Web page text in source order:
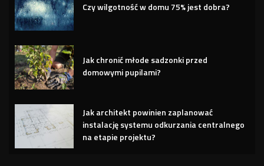
Czy wilgotność w domu 75% jest dobra?
Jak chronić młode sadzonki przed
domowymi pupilami?
Jak architekt powinien zaplanować
instalację systemu odkurzania centralnego
na etapie projektu?